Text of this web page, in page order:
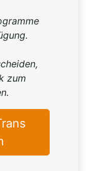
zum